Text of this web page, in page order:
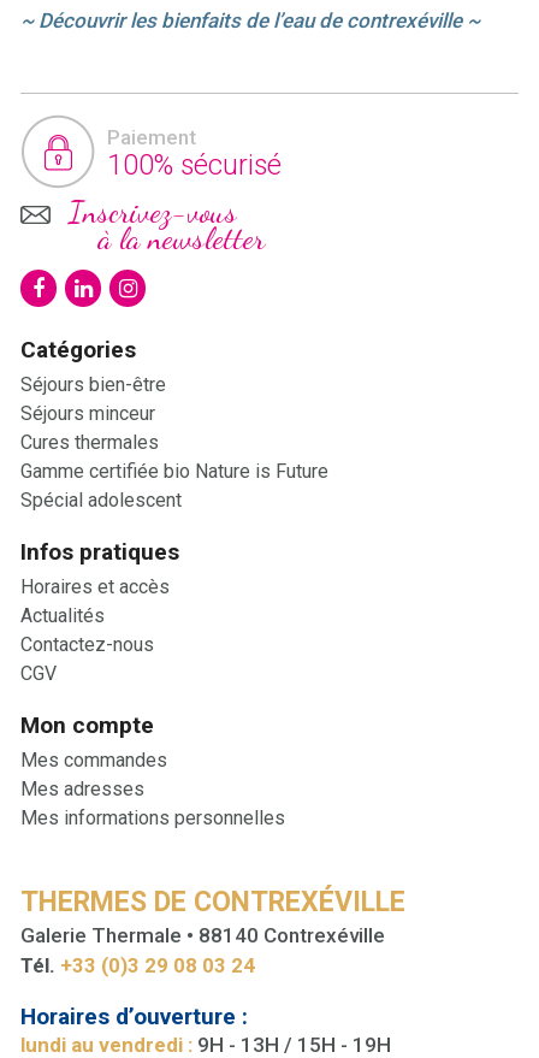
~ Découvrir les bienfaits de l’eau de contrexéville ~
Paiement
100% sécurisé
Inscrivez-vous
à la newsletter
Catégories
Séjours bien-être
Séjours minceur
Cures thermales
Gamme certifiée bio Nature is Future
Spécial adolescent
Infos pratiques
Horaires et accès
Actualités
Contactez-nous
CGV
Mon compte
Mes commandes
Mes adresses
Mes informations personnelles
THERMES DE CONTREXÉVILLE
Galerie Thermale • 88140 Contrexéville
Tél. +33 (0)3 29 08 03 24
Horaires d’ouverture :
lundi au vendredi : 9H - 13H / 15H - 19H